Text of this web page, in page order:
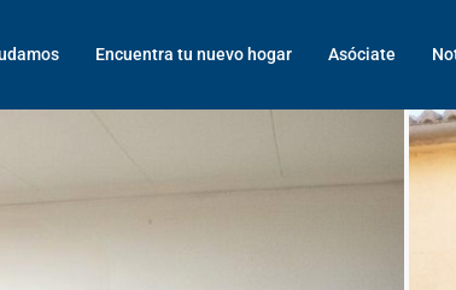
Encuentra tu nuevo hogar Asóciate